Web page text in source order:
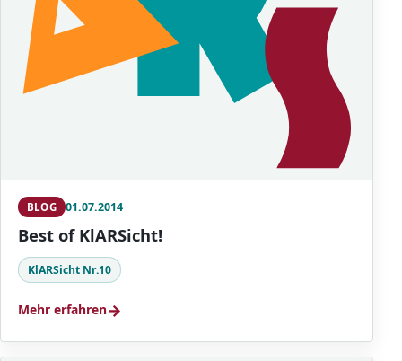
BLOG 01.07.2014
Best of KlARSicht!
KlARSicht Nr.10
Mehr erfahren→